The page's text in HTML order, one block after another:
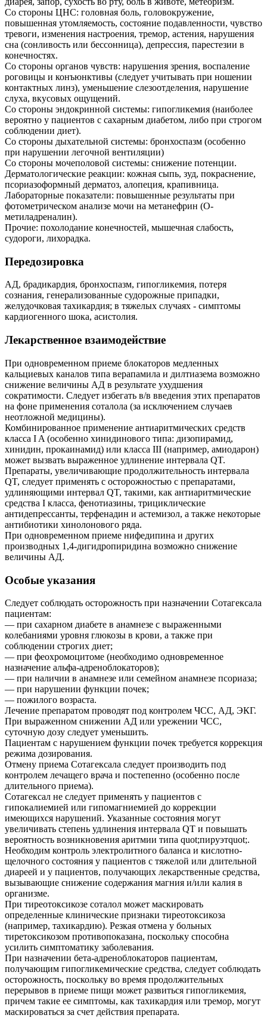
Со стороны ЦНС: головная боль, головокружение,
повышенная утомляемость, состояние подавленности, чувство
тревоги, изменения настроения, тремор, астения, нарушения
сна (сонливость или бессонница), депрессия, парестезии в
конечностях.
Со стороны органов чувств: нарушения зрения, воспаление
роговицы и конъюнктивы (следует учитывать при ношении
контактных линз), уменьшение слезоотделения, нарушение
слуха, вкусовых ощущений.
Со стороны эндокринной системы: гипогликемия (наиболее
вероятно у пациентов с сахарным диабетом, либо при строгом
соблюдении диет).
Со стороны дыхательной системы: бронхоспазм (особенно
при нарушении легочной вентиляции)
Со стороны мочеполовой системы: снижение потенции.
Дерматологические реакции: кожная сыпь, зуд, покраснение,
псориазоформный дерматоз, алопеция, крапивница.
Лабораторные показатели: повышенные результаты при
фотометрическом анализе мочи на метанефрин (О-
метиладреналин).
Прочие: похолодание конечностей, мышечная слабость,
судороги, лихорадка.
Передозировка
АД, брадикардия, бронхоспазм, гипогликемия, потеря
сознания, генерализованные судорожные припадки,
желудочковая тахикардия; в тяжелых случаях - симптомы
кардиогенного шока, асистолия.
Лекарственное взаимодействие
При одновременном приеме блокаторов медленных
кальциевых каналов типа верапамила и дилтиазема возможно
снижение величины АД в результате ухудшения
сократимости. Следует избегать в/в введения этих препаратов
на фоне применения соталола (за исключением случаев
неотложной медицины).
Комбинированное применение антиаритмических средств
класса I A (особенно хинидинового типа: дизопирамид,
хинидин, прокаинамид) или класса III (например, амиодарон)
может вызвать выраженное удлинение интервала QT.
Препараты, увеличивающие продолжительность интервала
QT, следует применять с осторожностью с препаратами,
удлиняющими интервал QT, такими, как антиаритмические
средства I класса, фенотиазины, трициклические
антидепрессанты, терфенадин и астемизол, а также некоторые
антибиотики хинолонового ряда.
При одновременном приеме нифедипина и других
производных 1,4-дигидропиридина возможно снижение
величины АД.
Особые указания
Следует соблюдать осторожность при назначении Сотагексала
пациентам:
— при сахарном диабете в анамнезе с выраженными
колебаниями уровня глюкозы в крови, а также при
соблюдении строгих диет;
— при феохромоцитоме (необходимо одновременное
назначение альфа-адреноблокаторов);
— при наличии в анамнезе или семейном анамнезе псориаза;
— при нарушении функции почек;
— пожилого возраста.
Лечение препаратом проводят под контролем ЧСС, АД, ЭКГ.
При выраженном снижении АД или урежении ЧСС,
суточную дозу следует уменьшить.
Пациентам с нарушением функции почек требуется коррекция
режима дозирования.
Отмену приема Сотагексала следует производить под
контролем лечащего врача и постепенно (особенно после
длительного приема).
Сотагексал не следует применять у пациентов с
гипокалиемией или гипомагниемией до коррекции
имеющихся нарушений. Указанные состояния могут
увеличивать степень удлинения интервала QT и повышать
вероятность возникновения аритмии типа quot;пируэтquot;.
Необходим контроль электролитного баланса и кислотно-
щелочного состояния у пациентов с тяжелой или длительной
диареей и у пациентов, получающих лекарственные средства,
вызывающие снижение содержания магния и/или калия в
организме.
При тиреотоксикозе соталол может маскировать
определенные клинические признаки тиреотоксикоза
(например, тахикардию). Резкая отмена у больных
тиретоксикозом противопоказана, поскольку способна
усилить симптоматику заболевания.
При назначении бета-адреноблокаторов пациентам,
получающим гипогликемические средства, следует соблюдать
осторожность, поскольку во время продолжительных
перерывов в приеме пищи может развиться гипогликемия,
причем такие ее симптомы, как тахикардия или тремор, могут
маскироваться за счет действия препарата.